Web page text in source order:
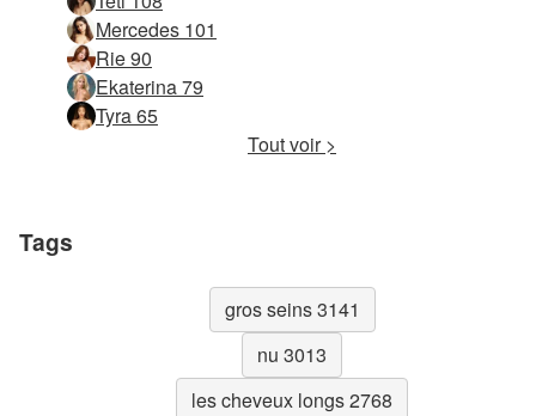
Mercedes 101
Rie 90
Ekaterina 79
Tyra 65
Tout voir >
Tags
gros seins 3141
nu 3013
les cheveux longs 2768